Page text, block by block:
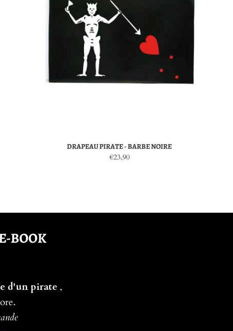
DRAPEAU PIRATE - BARBE NOIRE
€23,90
BOOK
d'un pirate,